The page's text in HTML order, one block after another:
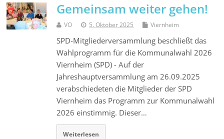
Gemeinsam weiter gehen!
VO 5. Oktober 2025 Viernheim
SPD-Mitgliederversammlung beschließt das
Wahlprogramm für die Kommunalwahl 2026
Viernheim (SPD) - Auf der
Jahreshauptversammlung am 26.09.2025
verabschiedeten die Mitglieder der SPD
Viernheim das Programm zur Kommunalwahl
2026 einstimmig. Dieser…
Weiterlesen